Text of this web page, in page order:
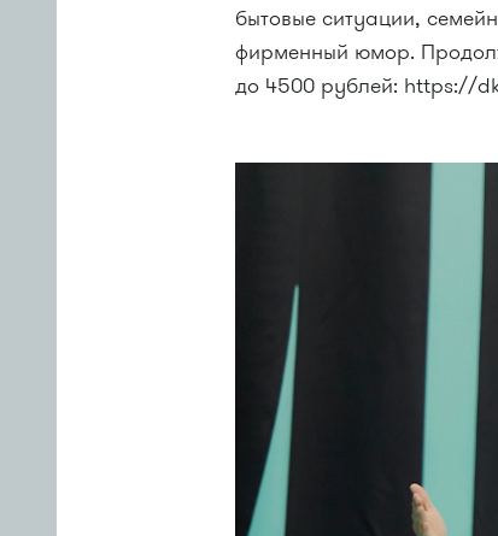
бытовые ситуации,
фирменный юмор.
до 4500 рублей: https://